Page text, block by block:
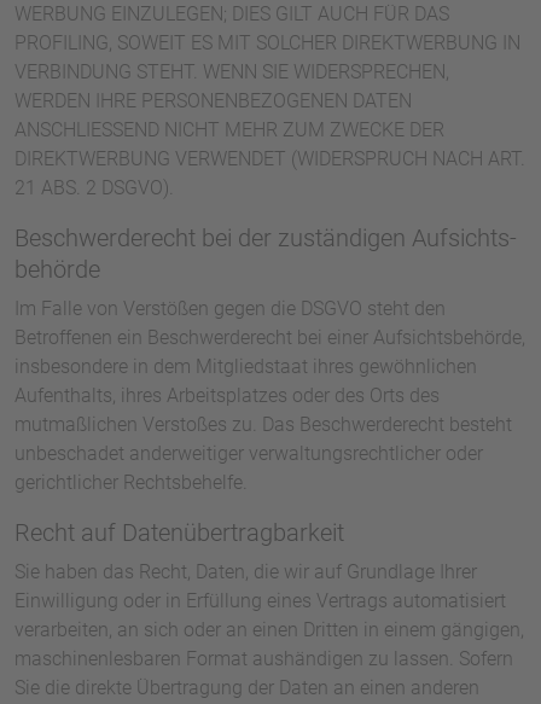
WERBUNG EINZULEGEN; DIES GILT AUCH FÜR DAS
PROFILING, SOWEIT ES MIT SOLCHER DIREKTWERBUNG IN
VERBINDUNG STEHT. WENN SIE WIDERSPRECHEN,
WERDEN IHRE PERSONENBEZOGENEN DATEN
ANSCHLIESSEND NICHT MEHR ZUM ZWECKE DER
DIREKTWERBUNG VERWENDET (WIDERSPRUCH NACH ART.
21 ABS. 2 DSGVO).
Beschwerde­recht bei der zuständigen Aufsichts­
behörde
Im Falle von Verstößen gegen die DSGVO steht den
Betroffenen ein Beschwerderecht bei einer Aufsichtsbehörde,
insbesondere in dem Mitgliedstaat ihres gewöhnlichen
Aufenthalts, ihres Arbeitsplatzes oder des Orts des
mutmaßlichen Verstoßes zu. Das Beschwerderecht besteht
unbeschadet anderweitiger verwaltungsrechtlicher oder
gerichtlicher Rechtsbehelfe.
Recht auf Daten­übertrag­barkeit
Sie haben das Recht, Daten, die wir auf Grundlage Ihrer
Einwilligung oder in Erfüllung eines Vertrags automatisiert
verarbeiten, an sich oder an einen Dritten in einem gängigen,
maschinenlesbaren Format aushändigen zu lassen. Sofern
Sie die direkte Übertragung der Daten an einen anderen